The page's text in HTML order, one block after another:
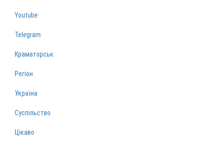
Youtube
Telegram
Краматорськ
Регіон
Україна
Суспільство
Цікаво